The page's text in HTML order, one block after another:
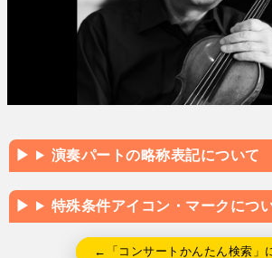
演奏パートの略称表記について
特殊条件アイコン・マークにつ
←「コンサートかんたん検索」